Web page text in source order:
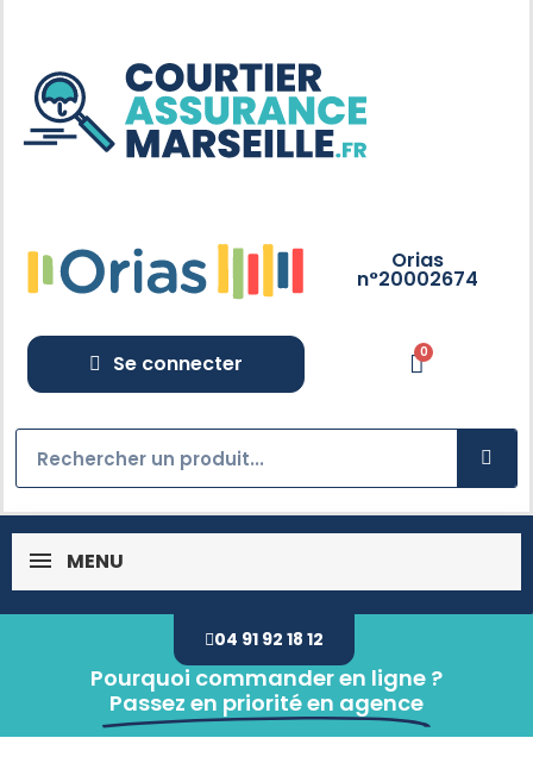
Orias
n°20002674
Se connecter
MENU
04 91 92 18 12
Pourquoi commander en ligne ?
Passez en priorité en agence